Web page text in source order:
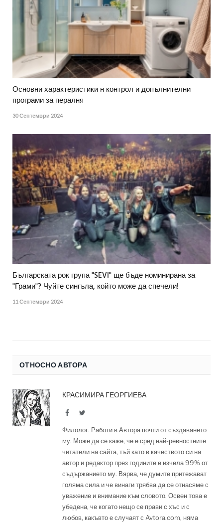
Основни характеристики н контрол и допълнителни
програми за пералня
30 Септември 2024
Българската рок група "SEVI" ще бъде номинирана за
"Грами"? Чуйте сингъла, който може да спечели!
11 Септември 2024
ОТНОСНО АВТОРА
КРАСИМИРА ГЕОРГИЕВА
FacebookTwitter
Филолог. Работи в Автора почти от създаването
му. Може да се каже, че е сред най-ревностните
читатели на сайта, тъй като в качеството си на
автор и редактор през годините е изчела 99% от
съдържанието му. Вярва, че думите притежават
голяма сила и че винаги трябва да се отнасяме с
уважение и внимание към словото. Освен това е
убедена, че когато нещо се прави с хъс и с
любов, какъвто е случаят с Avtora.com, няма